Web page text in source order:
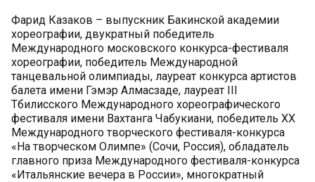
Фарид Казаков – выпускник Бакинской академии
хореографии, двукратный победитель
Международного московского конкурса-фестиваля
хореографии, победитель Международной
танцевальной олимпиады, лауреат конкурса артистов
балета имени Гэмэр Алмасзаде, лауреат III
Тбилисского Международного хореографического
фестиваля имени Вахтанга Чабукиани, победитель XX
Международного творческого фестиваля-конкурса
«На творческом Олимпе» (Сочи, Россия), обладатель
главного приза Международного фестиваля-конкурса
«Итальянские вечера в России», многократный